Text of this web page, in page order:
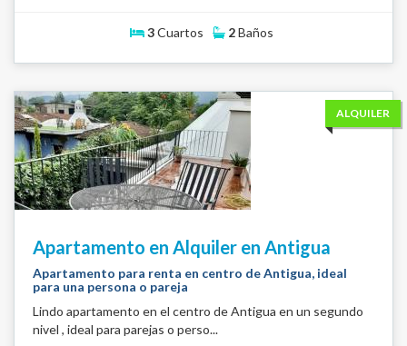
3Cuartos 2Baños
ALQUILER
Apartamento en Alquiler en Antigua
Apartamento para renta en centro de Antigua, ideal
para una persona o pareja
Lindo apartamento en el centro de Antigua en un segundo
nivel , ideal para parejas o perso...